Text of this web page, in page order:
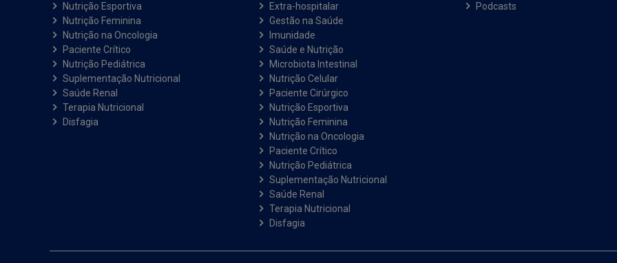
Nutrição Esportiva
Nutrição Feminina
Nutrição na Oncologia
Paciente Crítico
Nutrição Pediátrica
Suplementação Nutricional
Saúde Renal
Terapia Nutricional
Disfagia
Extra-hospitalar
Gestão na Saúde
Imunidade
Saúde e Nutrição
Microbiota Intestinal
Nutrição Celular
Paciente Cirúrgico
Nutrição Esportiva
Nutrição Feminina
Nutrição na Oncologia
Paciente Crítico
Nutrição Pediátrica
Suplementação Nutricional
Saúde Renal
Terapia Nutricional
Disfagia
Podcasts